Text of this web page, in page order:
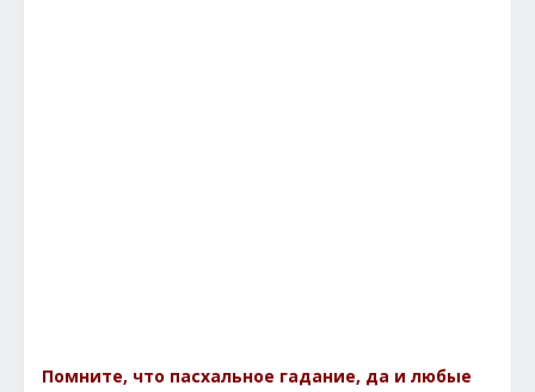
Помните, что пасхальное гадание, да и любые